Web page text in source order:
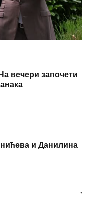
вечери започети
и Данилина